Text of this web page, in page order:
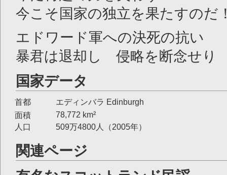
今こそ国家の独立を果たすのだ
エドワード軍への決死の抗い
暴君は退却し 侵略を断念せり
国家データ
首都
エディンバラ Edinburgh
面積
78,772 km²
人口
509万4800人（2005年）
関連ページ